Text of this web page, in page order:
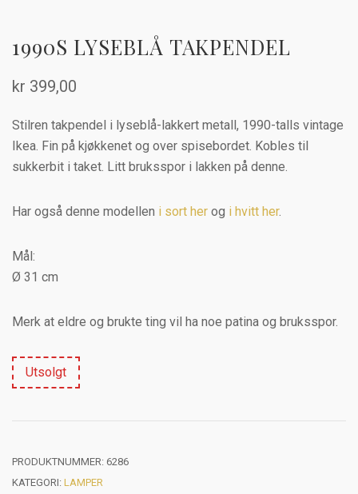
1990S LYSEBLÅ TAKPENDEL
kr 399,00
Stilren takpendel i lyseblå-lakkert metall, 1990-talls vintage
Ikea. Fin på kjøkkenet og over spisebordet. Kobles til
sukkerbit i taket. Litt bruksspor i lakken på denne.
Har også denne modellen i sort her og i hvitt her.
Mål:
Ø 31 cm
Merk at eldre og brukte ting vil ha noe patina og bruksspor.
Utsolgt
PRODUKTNUMMER: 6286
KATEGORI: LAMPER